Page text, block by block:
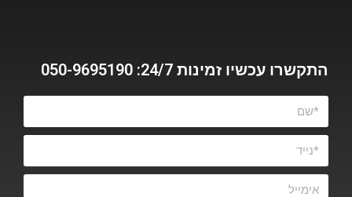
התקשרו עכשיו זמינות 24/7: 050-9695190